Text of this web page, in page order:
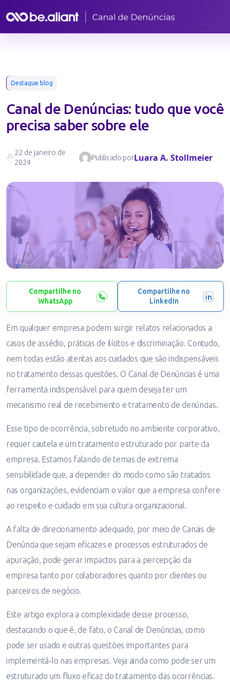
Destaque blog
Canal de Denúncias: tudo que você
precisa saber sobre ele
22 de janeiro de
2024
Publicado porLuara A. Stollmeier
Compartilhe no
WhatsApp
Compartilhe no
LinkedIn
Em qualquer empresa podem surgir relatos relacionados a
casos de assédio, práticas de ilícitos e discriminação. Contudo,
nem todas estão atentas aos cuidados que são indispensáveis
no tratamento dessas questões. O Canal de Denúncias é uma
ferramenta indispensável para quem deseja ter um
mecanismo real de recebimento e tratamento de denúncias.
Esse tipo de ocorrência, sobretudo no ambiente corporativo,
requer cautela e um tratamento estruturado por parte da
empresa. Estamos falando de temas de extrema
sensibilidade que, a depender do modo como são tratados
nas organizações, evidenciam o valor que a empresa confere
ao respeito e cuidado em sua cultura organizacional.
A falta de direcionamento adequado, por meio de Canais de
Denúncia que sejam eficazes e processos estruturados de
apuração, pode gerar impactos para a percepção da
empresa tanto por colaboradores quanto por clientes ou
parceiros de negócio.
Este artigo explora a complexidade desse processo,
destacando o que é, de fato, o Canal de Denúncias, como
pode ser usado e outras questões importantes para
implementá-lo nas empresas. Veja ainda como pode ser um
estruturado um fluxo eficaz do tratamento das ocorrências.